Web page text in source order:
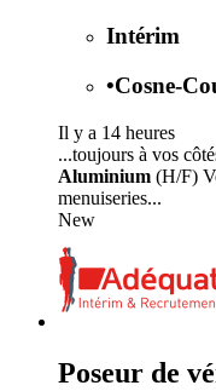
Intérim
•Cosne-
Il y a 14 heures
...toujours à vos
Aluminium (H/F)
menuiseries...
New
Poseur de